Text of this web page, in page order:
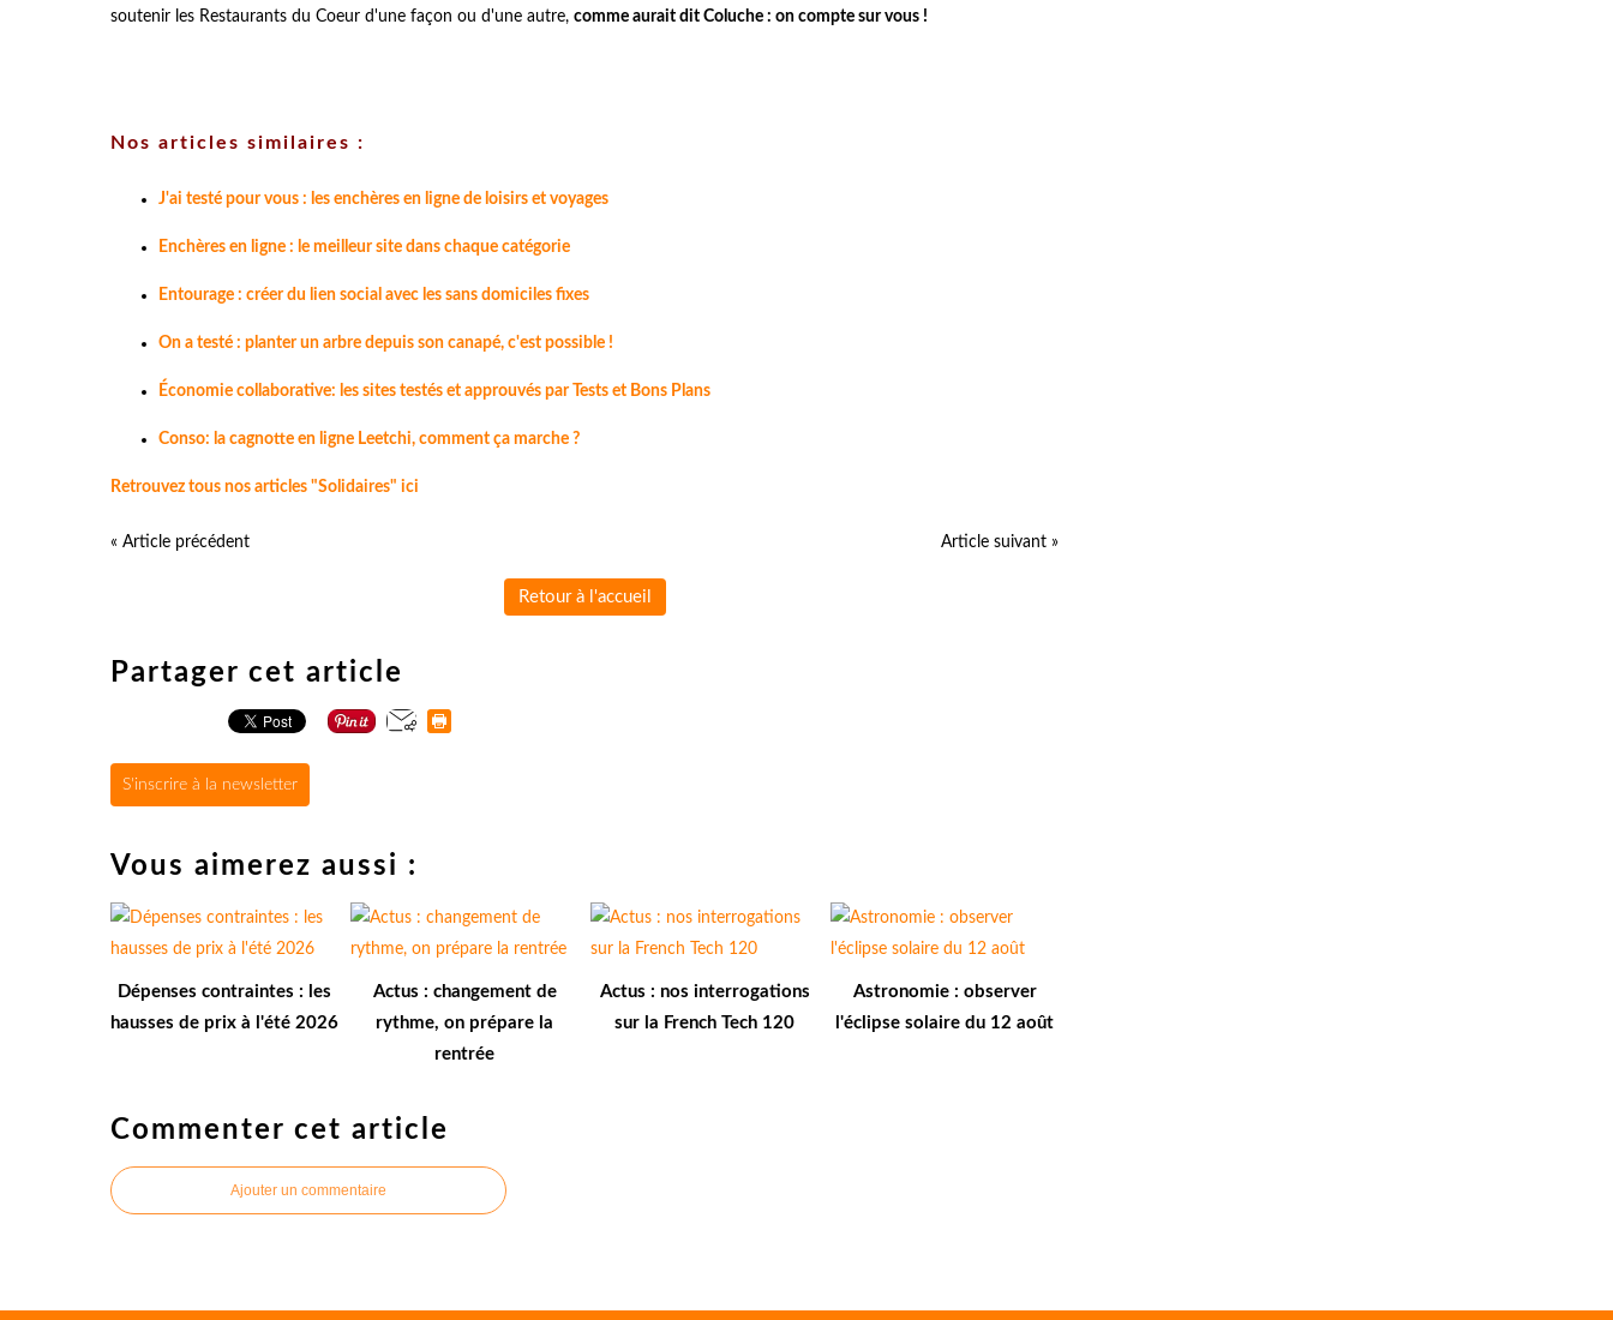
soutenir les Restaurants du Coeur d'une façon ou d'une autre, comme aurait dit Coluche : on compte sur vous !
Nos articles similaires :
J'ai testé pour vous : les enchères en ligne de loisirs et voyages
Enchères en ligne : le meilleur site dans chaque catégorie
Entourage : créer du lien social avec les sans domiciles fixes
On a testé : planter un arbre depuis son canapé, c'est possible !
Économie collaborative: les sites testés et approuvés par Tests et Bons Plans
Conso: la cagnotte en ligne Leetchi, comment ça marche ?
Retrouvez tous nos articles "Solidaires" ici
« Article précédent Article suivant »
Retour à l'accueil
Partager cet article
S'inscrire à la newsletter
Vous aimerez aussi :
Dépenses contraintes : les
hausses de prix à l'été 2026
Actus : changement de
rythme, on prépare la
rentrée
Actus : nos interrogations
sur la French Tech 120
Astronomie : observer
l'éclipse solaire du 12 août
Commenter cet article
Ajouter un commentaire